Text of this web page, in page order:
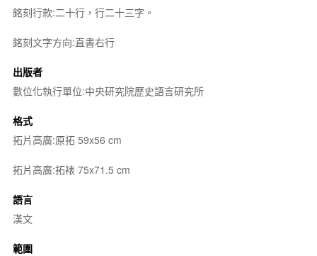
銘刻行款:二十行，行二十三字。
銘刻文字方向:直書右行
出版者
數位化執行單位:中央研究院歷史語言研究所
格式
拓片高廣:原拓 59x56 cm
拓片高廣:拓裱 75x71.5 cm
語言
漢文
範圍